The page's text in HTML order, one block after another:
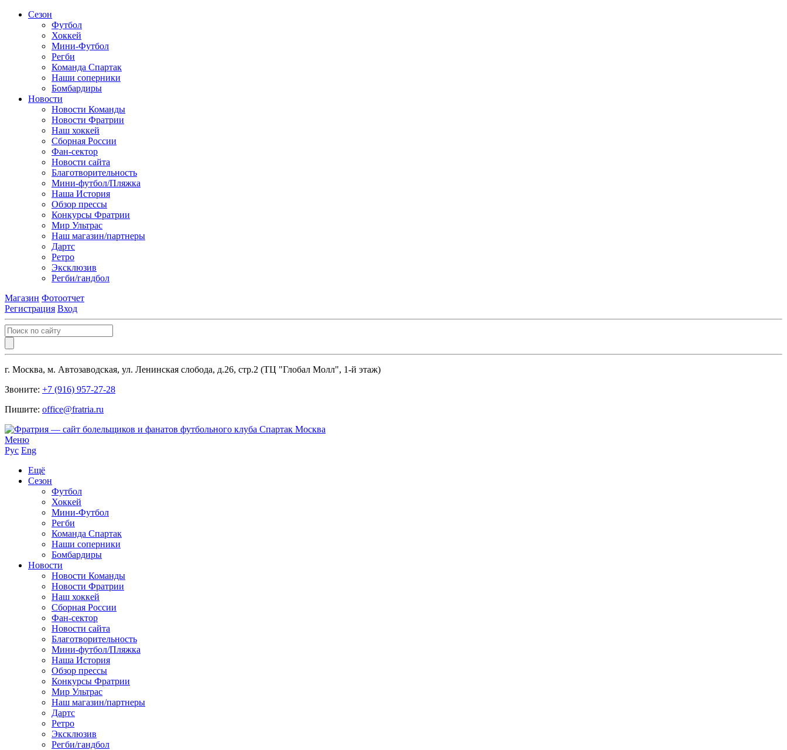
Сезон
Футбол
Хоккей
Мини-Футбол
Регби
Команда Спартак
Наши соперники
Бомбардиры
Новости
Новости Команды
Новости Фратрии
Наш хоккей
Сборная России
Фан-cектор
Новости сайта
Благотворительность
Мини-футбол/Пляжка
Наша История
Обзор прессы
Конкурсы Фратрии
Мир Ультрас
Наш магазин/партнеры
Дартс
Ретро
Эксклюзив
Регби/гандбол
Магазин Фотоотчет
Регистрация Вход
г. Москва, м. Автозаводская, ул. Ленинская слобода, д.26, стр.2 (ТЦ "Глобал Молл", 1-й этаж)
Звоните: +7 (916) 957-27-28
Пишите: office@fratria.ru
Меню
Рус Eng
Ещё
Сезон
Футбол
Хоккей
Мини-Футбол
Регби
Команда Спартак
Наши соперники
Бомбардиры
Новости
Новости Команды
Новости Фратрии
Наш хоккей
Сборная России
Фан-cектор
Новости сайта
Благотворительность
Мини-футбол/Пляжка
Наша История
Обзор прессы
Конкурсы Фратрии
Мир Ультрас
Наш магазин/партнеры
Дартс
Ретро
Эксклюзив
Регби/гандбол